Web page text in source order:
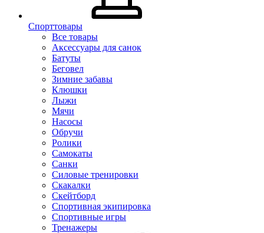
Спорттовары
Все товары
Аксессуары для санок
Батуты
Беговел
Зимние забавы
Клюшки
Лыжи
Мячи
Насосы
Обручи
Ролики
Самокаты
Санки
Силовые тренировки
Скакалки
Скейтборд
Спортивная экипировка
Спортивные игры
Тренажеры